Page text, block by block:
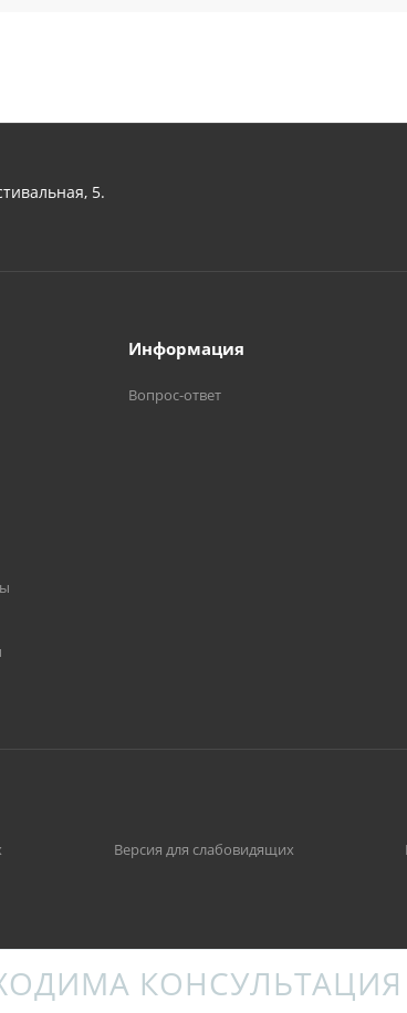
5.
Информация
Вопрос-ответ
Версия для слабовидящих